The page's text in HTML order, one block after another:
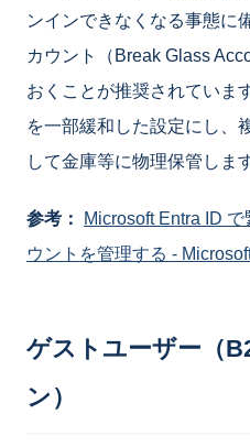
ンインできなくなる事態に
カウント（Break Glass
おくことが推奨されていま
を一部緩和した設定にし、
して金庫等に物理保管しま
参考：
Microsoft Entra ID
ウントを管理する -
ゲストユーザー（
ン）